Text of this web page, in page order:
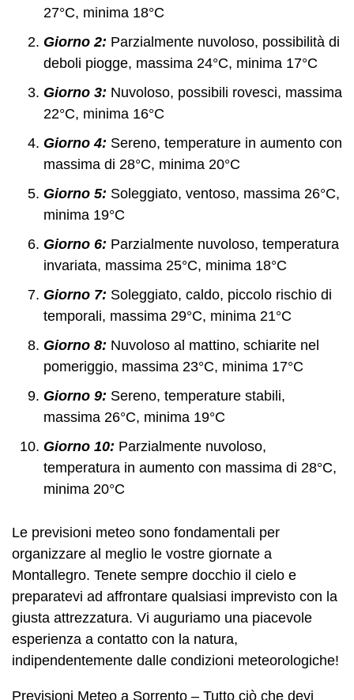
27°C, minima 18°C
Giorno 2: Parzialmente nuvoloso, possibilità di
deboli piogge, massima 24°C, minima 17°C
Giorno 3: Nuvoloso, possibili rovesci, massima
22°C, minima 16°C
Giorno 4: Sereno, temperature in aumento con
massima di 28°C, minima 20°C
Giorno 5: Soleggiato, ventoso, massima 26°C,
minima 19°C
Giorno 6: Parzialmente nuvoloso, temperatura
invariata, massima 25°C, minima 18°C
Giorno 7: Soleggiato, caldo, piccolo rischio di
temporali, massima 29°C, minima 21°C
Giorno 8: Nuvoloso al mattino, schiarite nel
pomeriggio, massima 23°C, minima 17°C
Giorno 9: Sereno, temperature stabili,
massima 26°C, minima 19°C
Giorno 10: Parzialmente nuvoloso,
temperatura in aumento con massima di 28°C,
minima 20°C
Le previsioni meteo sono fondamentali per
organizzare al meglio le vostre giornate a
Montallegro. Tenete sempre docchio il cielo e
preparatevi ad affrontare qualsiasi imprevisto con la
giusta attrezzatura. Vi auguriamo una piacevole
esperienza a contatto con la natura,
indipendentemente dalle condizioni meteorologiche!
Previsioni Meteo a Sorrento – Tutto ciò che devi